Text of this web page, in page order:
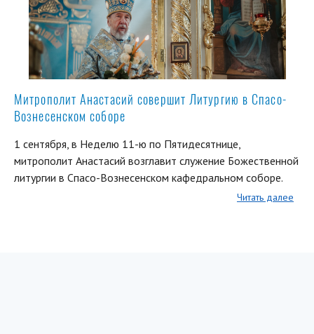
Митрополит Анастасий совершит Литургию в Спасо-
Вознесенском соборе
1 сентября, в Неделю 11-ю по Пятидесятнице,
митрополит Анастасий возглавит служение Божественной
литургии в Спасо-Вознесенском кафедральном соборе.
Читать далее